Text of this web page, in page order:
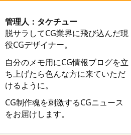
管理人：タケチュー
脱サラしてCG業界に飛び込んだ現
役CGデザイナー。
自分のメモ用にCG情報ブログを立
ち上げたら色んな方に来ていただ
けるように。
CG制作魂を刺激するCGニュース
をお届けします。